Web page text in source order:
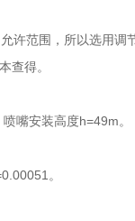
许范围，所以选用调
查得。
嘴安装高度h=49m。
。